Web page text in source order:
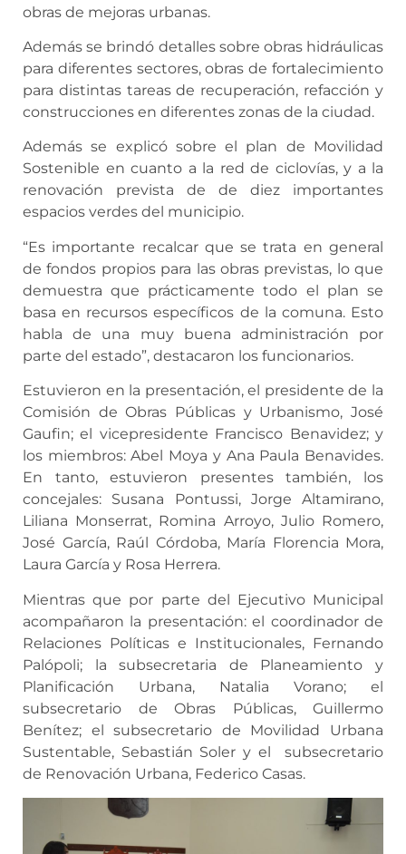
obras de mejoras urbanas.
Además se brindó detalles sobre obras hidráulicas
para diferentes sectores, obras de fortalecimiento
para distintas tareas de recuperación, refacción y
construcciones en diferentes zonas de la ciudad.
Además se explicó sobre el plan de Movilidad
Sostenible en cuanto a la red de ciclovías, y a la
renovación prevista de de diez importantes
espacios verdes del municipio.
“Es importante recalcar que se trata en general
de fondos propios para las obras previstas, lo que
demuestra que prácticamente todo el plan se
basa en recursos específicos de la comuna. Esto
habla de una muy buena administración por
parte del estado”, destacaron los funcionarios.
Estuvieron en la presentación, el presidente de la
Comisión de Obras Públicas y Urbanismo, José
Gaufin; el vicepresidente Francisco Benavidez; y
los miembros: Abel Moya y Ana Paula Benavides.
En tanto, estuvieron presentes también, los
concejales: Susana Pontussi, Jorge Altamirano,
Liliana Monserrat, Romina Arroyo, Julio Romero,
José García, Raúl Córdoba, María Florencia Mora,
Laura García y Rosa Herrera.
Mientras que por parte del Ejecutivo Municipal
acompañaron la presentación: el coordinador de
Relaciones Políticas e Institucionales, Fernando
Palópoli; la subsecretaria de Planeamiento y
Planificación Urbana, Natalia Vorano; el
subsecretario de Obras Públicas, Guillermo
Benítez; el subsecretario de Movilidad Urbana
Sustentable, Sebastián Soler y el subsecretario
de Renovación Urbana, Federico Casas.